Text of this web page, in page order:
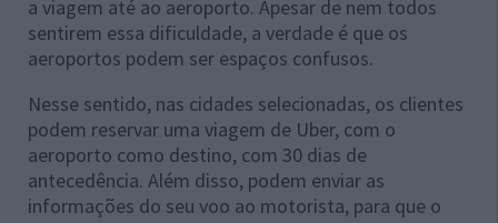
a viagem até ao aeroporto. Apesar de nem todos
sentirem essa dificuldade, a verdade é que os
aeroportos podem ser espaços confusos.
Nesse sentido, nas cidades selecionadas, os clientes
podem reservar uma viagem de Uber, com o
aeroporto como destino, com 30 dias de
antecedência. Além disso, podem enviar as
informações do seu voo ao motorista, para que o